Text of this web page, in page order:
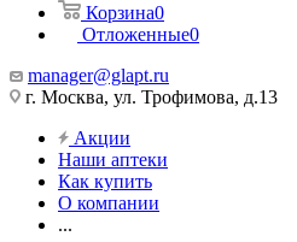
Корзина0
Отложенные0
manager@glapt.ru
г. Москва, ул. Трофимова, д.13
Акции
Наши аптеки
Как купить
О компании
...